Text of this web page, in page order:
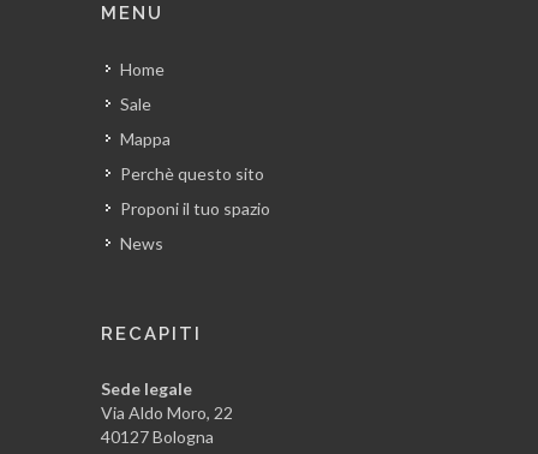
MENU
Home
Sale
Mappa
Perchè questo sito
Proponi il tuo spazio
News
RECAPITI
Sede legale
Via Aldo Moro, 22
40127 Bologna